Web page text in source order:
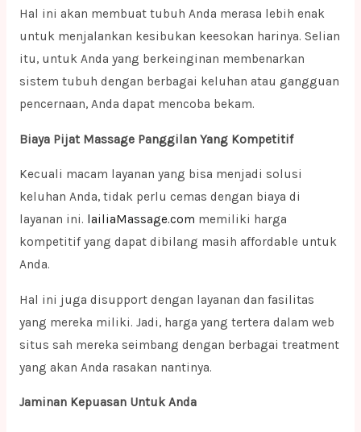
Hal ini akan membuat tubuh Anda merasa lebih enak
untuk menjalankan kesibukan keesokan harinya. Selian
itu, untuk Anda yang berkeinginan membenarkan
sistem tubuh dengan berbagai keluhan atau gangguan
pencernaan, Anda dapat mencoba bekam.
Biaya Pijat Massage Panggilan Yang Kompetitif
Kecuali macam layanan yang bisa menjadi solusi
keluhan Anda, tidak perlu cemas dengan biaya di
layanan ini. lailiaMassage.com memiliki harga
kompetitif yang dapat dibilang masih affordable untuk
Anda.
Hal ini juga disupport dengan layanan dan fasilitas
yang mereka miliki. Jadi, harga yang tertera dalam web
situs sah mereka seimbang dengan berbagai treatment
yang akan Anda rasakan nantinya.
Jaminan Kepuasan Untuk Anda